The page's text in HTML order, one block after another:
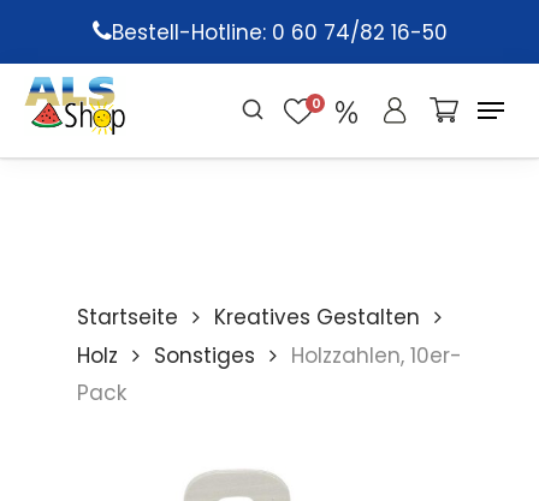
main
content
Bestell-Hotline: 0 60 74/82 16-50
0
Startseite
Kreatives Gestalten
Holz
Sonstiges
Holzzahlen, 10er-
Pack